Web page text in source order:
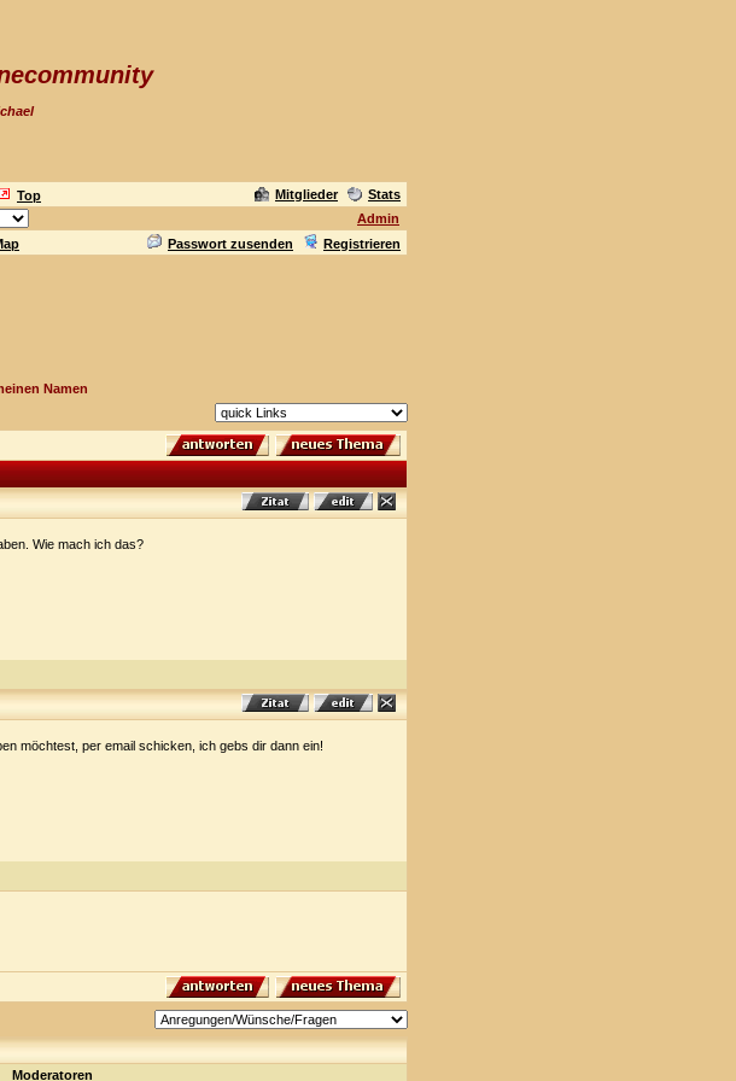
Top Mitglieder
Stats
Admin
Passwort zusenden Registrieren
Namen
Wie mach ich das?
möchtest, per email schicken, ich gebs dir dann ein!
Moderatoren